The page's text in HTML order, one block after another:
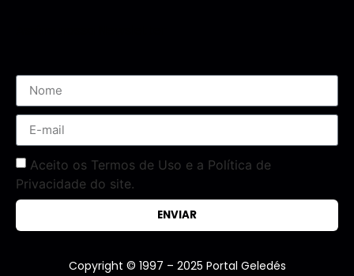
Aceito os Termos de Uso e a Política de
Privacidade do site.
ENVIAR
Copyright © 1997 – 2025 Portal Geledés